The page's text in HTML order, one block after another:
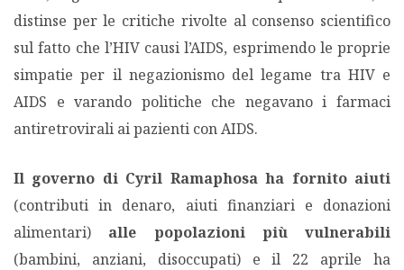
distinse per le critiche rivolte al consenso scientifico
sul fatto che l’HIV causi l’AIDS, esprimendo le proprie
simpatie per il negazionismo del legame tra HIV e
AIDS e varando politiche che negavano i farmaci
antiretrovirali ai pazienti con AIDS.
Il governo di Cyril Ramaphosa ha fornito aiuti
(contributi in denaro, aiuti finanziari e donazioni
alimentari) alle popolazioni più vulnerabili
(bambini, anziani, disoccupati) e il 22 aprile ha